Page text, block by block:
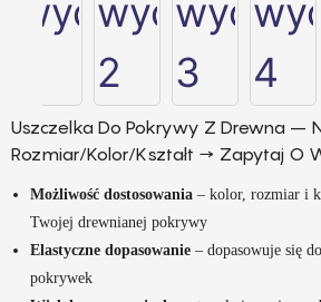
Uszczelka Do Pokrywy Z Drewna –
Rozmiar/kolor/kształt → Zapytaj O
Możliwość dostosowania– kolor, rozmiar i
Twojej drewnianej pokrywy
Elastyczne dopasowanie– dopasowuje się
pokrywek